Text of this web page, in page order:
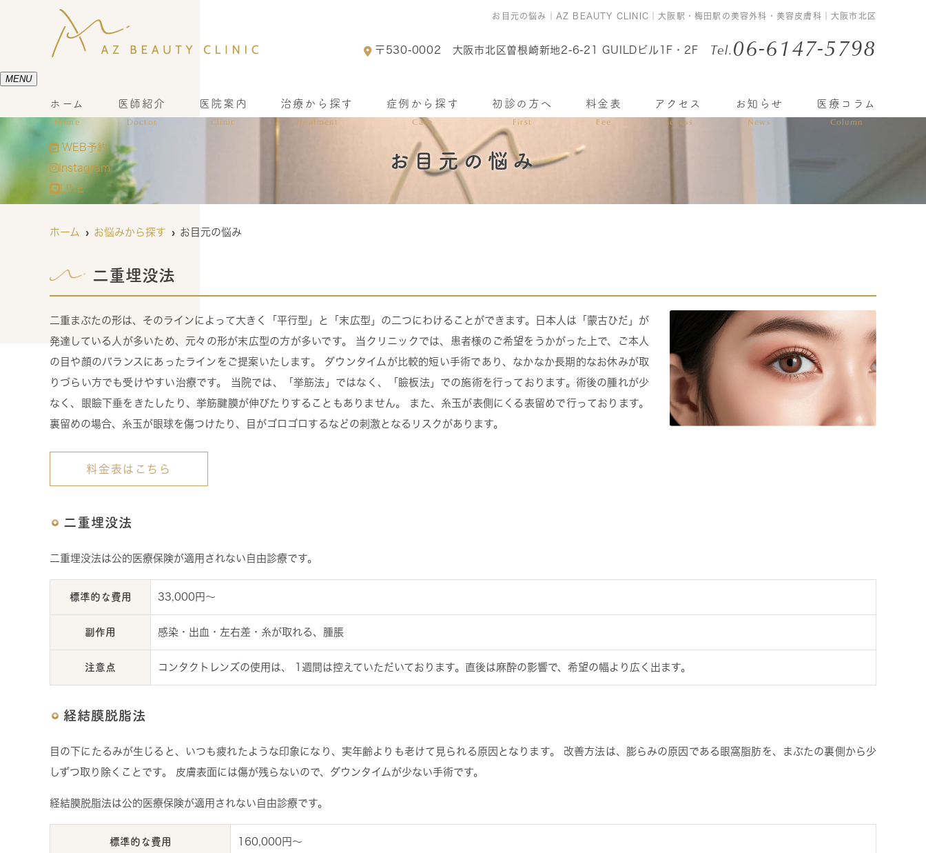
お目元の悩み｜AZ BEAUTY CLINIC｜大阪駅・梅田駅の美容外科・美容皮膚科｜大阪市北区
〒530-0002 大阪市北区曽根崎新地2-6-21 GUILDビル1F・2F Tel.06-6147-5798
MENU
ホーム
Home
医師紹介
Doctor
医院案内
Clinic
治療から探す
Treatment
症例から探す
Case
初診の方へ
First
料金表
Fee
アクセス
Access
お知らせ
News
医療コラム
Column
WEB予約
Instagram
LINE
お目元の悩み
ホーム お悩みから探す お目元の悩み
二重埋没法
二重まぶたの形は、そのラインによって大きく「平行型」と「末広型」の二つにわけることができます。日本人は「蒙古ひだ」が
発達している人が多いため、元々の形が末広型の方が多いです。 当クリニックでは、患者様のご希望をうかがった上で、ご本人
の目や顔のバランスにあったラインをご提案いたします。 ダウンタイムが比較的短い手術であり、なかなか長期的なお休みが取
りづらい方でも受けやすい治療です。 当院では、「挙筋法」ではなく、「瞼板法」での施術を行っております。術後の腫れが少
なく、眼瞼下垂をきたしたり、挙筋腱膜が伸びたりすることもありません。 また、糸玉が表側にくる表留めで行っております。
裏留めの場合、糸玉が眼球を傷つけたり、目がゴロゴロするなどの刺激となるリスクがあります。
料金表はこちら
二重埋没法
二重埋没法は公的医療保険が適用されない自由診療です。
標準的な費用 33,000円〜
副作用 感染・出血・左右差・糸が取れる、腫脹
注意点 コンタクトレンズの使用は、 1週間は控えていただいております。直後は麻酔の影響で、希望の幅より広く出ます。
経結膜脱脂法
目の下にたるみが生じると、いつも疲れたような印象になり、実年齢よりも老けて見られる原因となります。 改善方法は、膨らみの原因である眼窩脂肪を、まぶたの裏側から少
しずつ取り除くことです。 皮膚表面には傷が残らないので、ダウンタイムが少ない手術です。
経結膜脱脂法は公的医療保険が適用されない自由診療です。
標準的な費用 160,000円〜